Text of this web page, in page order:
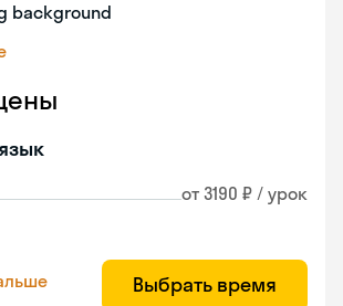
background
от 3190 ₽ / урок
Выбрать время